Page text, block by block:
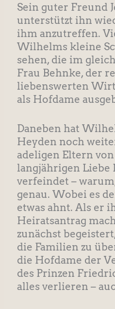
Sein guter Freund
unterstützt ihn
ihm anzutreffen.
Wilhelms kleine
sehen, die im
Frau Behnke, der
liebenswerten
als Hofdame
Daneben hat
Heyden noch
adeligen Eltern
langjährigen Liebe
verfeindet –
genau. Wobei es
etwas ahnt. Als er
Heiratsantrag
zunächst
die Familien zu
die Hofdame der
des Prinzen
alles verlieren –